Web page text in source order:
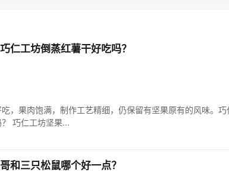
仁工坊倒蒸红薯干好吃吗？
，果肉饱满，制作工艺精细，仍保留有坚果原有的风味。
巧仁工坊坚果...
和三只松鼠哪个好一点？